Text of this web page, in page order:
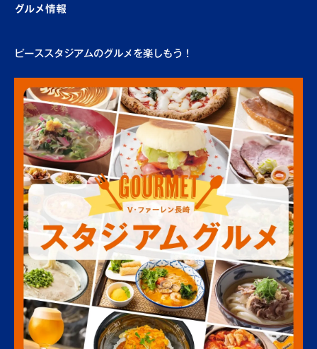
グルメ情報
ピーススタジアムのグルメを楽しもう！